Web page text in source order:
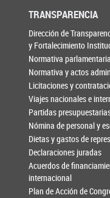
TRANSPARENCIA
Dirección de
y Fortalecimiento
Normativa parlamentaria
Normativa y actos
Licitaciones y
Viajes nacionales e
Partidas
Nómina de personal y
Dietas y gastos de
Declaraciones juradas
Acuerdos de
internacional
Plan de Acción de